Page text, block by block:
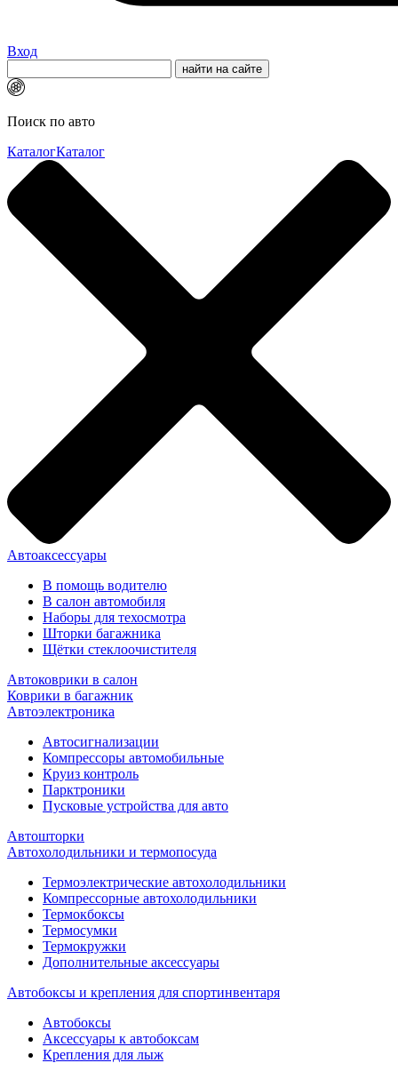
Вход
Поиск по авто
КаталогКаталог
Автоаксессуары
В помощь водителю
В салон автомобиля
Наборы для техосмотра
Шторки багажника
Щётки стеклоочистителя
Автоковрики в салон
Коврики в багажник
Автоэлектроника
Автосигнализации
Компрессоры автомобильные
Круиз контроль
Парктроники
Пусковые устройства для авто
Автошторки
Автохолодильники и термопосуда
Термоэлектрические автохолодильники
Компрессорные автохолодильники
Термокбоксы
Термосумки
Термокружки
Дополнительные аксессуары
Автобоксы и крепления для спортинвентаря
Автобоксы
Аксессуары к автобоксам
Крепления для лыж